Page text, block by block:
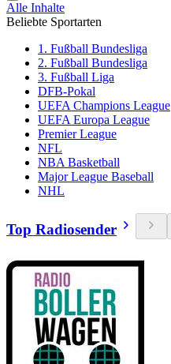
Alle Inhalte
Beliebte Sportarten
1. Fußball Bundesliga
2. Fußball Bundesliga
3. Fußball Liga
DFB-Pokal
UEFA Champions League
UEFA Europa League
Premier League
NFL
NBA Basketball
Major League Baseball
NHL
Top Radiosender